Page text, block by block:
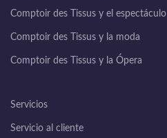
Comptoir des Tissus y el espectáculo
Comptoir des Tissus y la moda
Comptoir des Tissus y la Ópera
Servicios
Servicio al cliente